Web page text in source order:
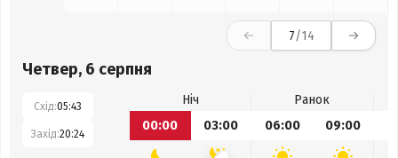
7/14
Четвер, 6 серпня
Схід:05:43
Захід:20:24
Ніч
Ранок
00:00
03:00 06:00 09:00